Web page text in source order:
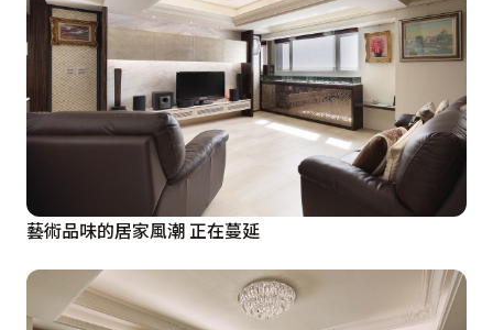
藝術品味的居家風潮 正在蔓延